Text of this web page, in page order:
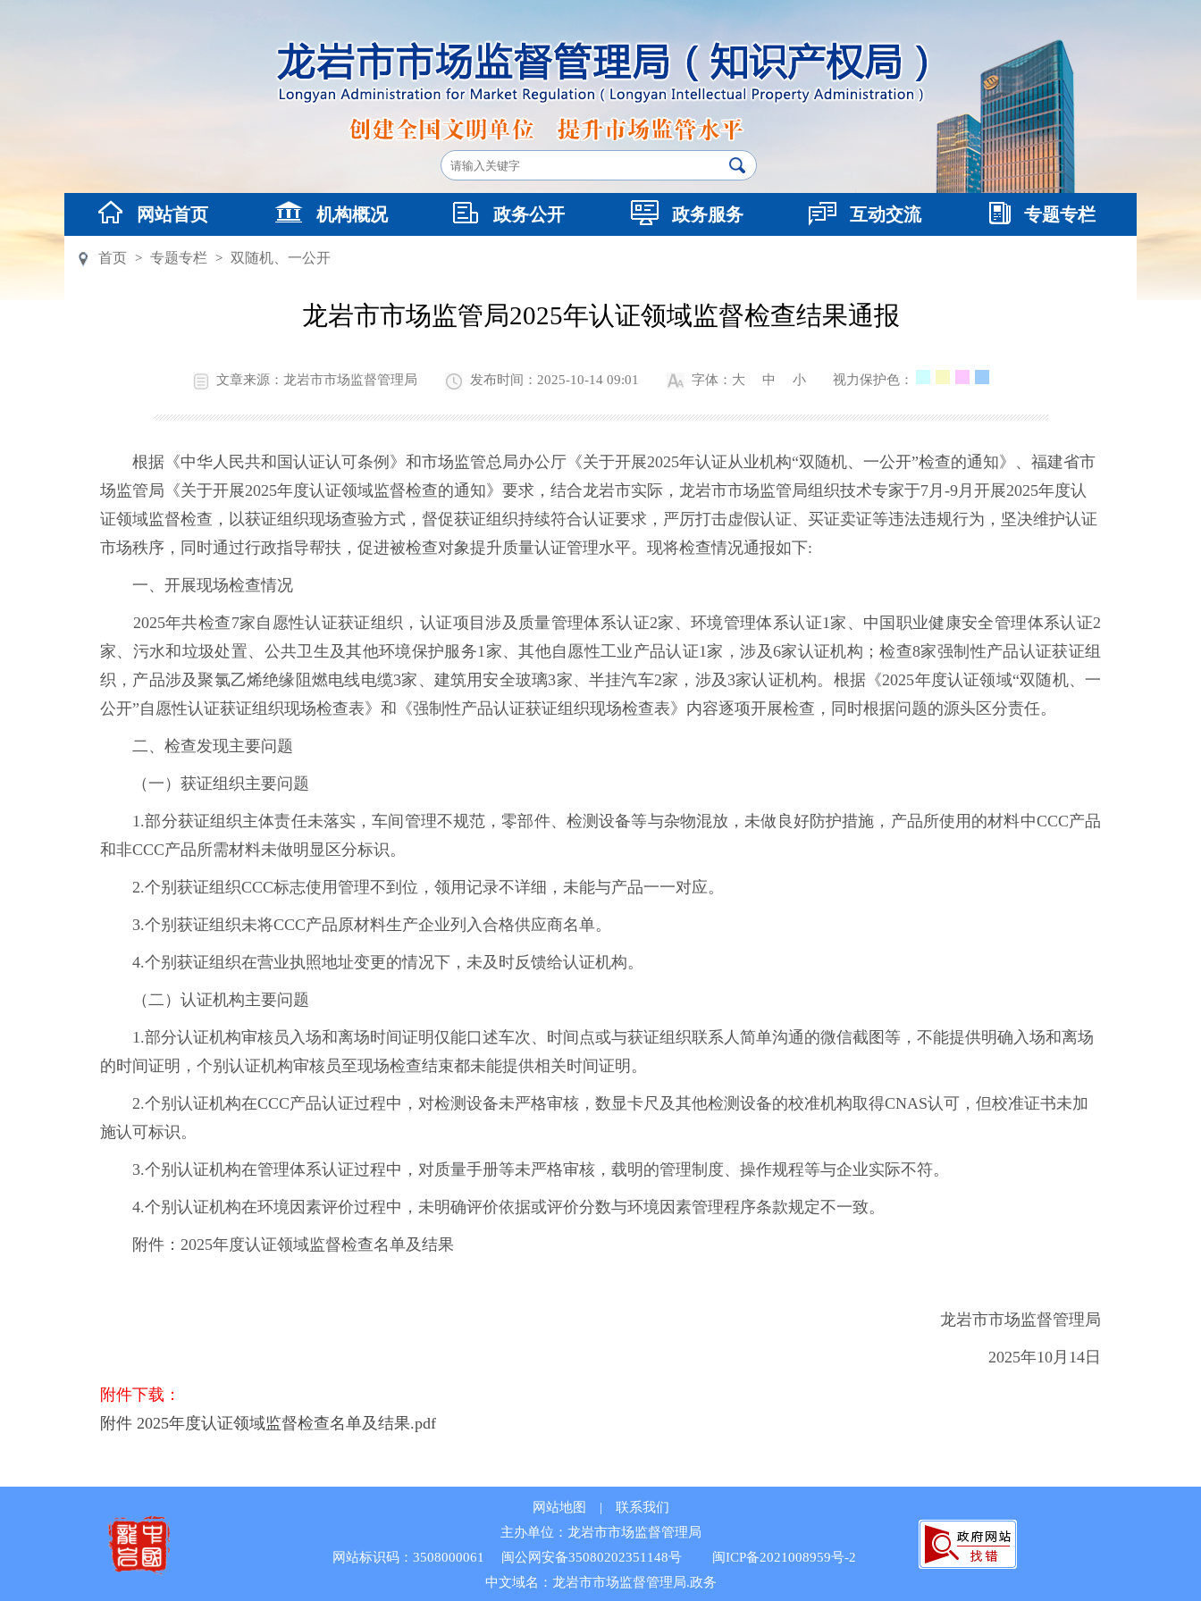
网站首页 机构概况 政务公开 政务服务 互动交流 专题专栏
首页 > 专题专栏 > 双随机、一公开
龙岩市市场监管局2025年认证领域监督检查结果通报
文章来源：龙岩市市场监督管理局 发布时间：2025-10-14 09:01 字体： 大 中 小 视力保护色：
根据《中华人民共和国认证认可条例》和市场监管总局办公厅《关于开展2025年认证从业机构“双随机、一公开”检查的通知》、福建省市
场监管局《关于开展2025年度认证领域监督检查的通知》要求，结合龙岩市实际，龙岩市市场监管局组织技术专家于7月-9月开展2025年度认
证领域监督检查，以获证组织现场查验方式，督促获证组织持续符合认证要求，严厉打击虚假认证、买证卖证等违法违规行为，坚决维护认证
市场秩序，同时通过行政指导帮扶，促进被检查对象提升质量认证管理水平。现将检查情况通报如下:
一、开展现场检查情况
2025年共检查7家自愿性认证获证组织，认证项目涉及质量管理体系认证2家、环境管理体系认证1家、中国职业健康安全管理体系认证2
家、污水和垃圾处置、公共卫生及其他环境保护服务1家、其他自愿性工业产品认证1家，涉及6家认证机构；检查8家强制性产品认证获证组
织，产品涉及聚氯乙烯绝缘阻燃电线电缆3家、建筑用安全玻璃3家、半挂汽车2家，涉及3家认证机构。根据《2025年度认证领域“双随机、一
公开”自愿性认证获证组织现场检查表》和《强制性产品认证获证组织现场检查表》内容逐项开展检查，同时根据问题的源头区分责任。
二、检查发现主要问题
（一）获证组织主要问题
1.部分获证组织主体责任未落实，车间管理不规范，零部件、检测设备等与杂物混放，未做良好防护措施，产品所使用的材料中CCC产品
和非CCC产品所需材料未做明显区分标识。
2.个别获证组织CCC标志使用管理不到位，领用记录不详细，未能与产品一一对应。
3.个别获证组织未将CCC产品原材料生产企业列入合格供应商名单。
4.个别获证组织在营业执照地址变更的情况下，未及时反馈给认证机构。
（二）认证机构主要问题
1.部分认证机构审核员入场和离场时间证明仅能口述车次、时间点或与获证组织联系人简单沟通的微信截图等，不能提供明确入场和离场
的时间证明，个别认证机构审核员至现场检查结束都未能提供相关时间证明。
2.个别认证机构在CCC产品认证过程中，对检测设备未严格审核，数显卡尺及其他检测设备的校准机构取得CNAS认可，但校准证书未加
施认可标识。
3.个别认证机构在管理体系认证过程中，对质量手册等未严格审核，载明的管理制度、操作规程等与企业实际不符。
4.个别认证机构在环境因素评价过程中，未明确评价依据或评价分数与环境因素管理程序条款规定不一致。
附件：2025年度认证领域监督检查名单及结果
龙岩市市场监督管理局
2025年10月14日
附件下载：
附件 2025年度认证领域监督检查名单及结果.pdf
网站地图 |
联系我们
主办单位：龙岩市市场监督管理局
网站标识码：3508000061
闽公网安备35080202351148号
闽ICP备2021008959号-2
中文域名：龙岩市市场监督管理局.政务